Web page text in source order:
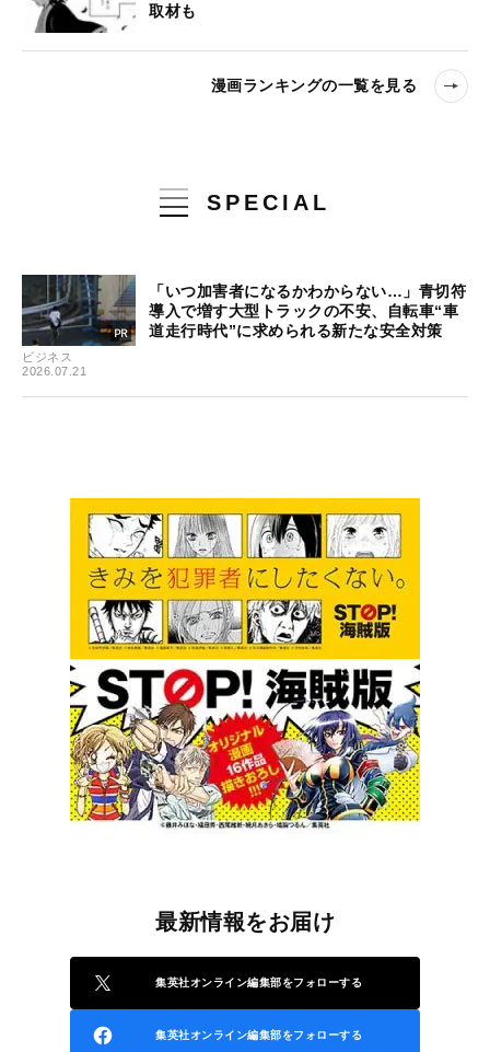
取材も
漫画ランキングの一覧を見る
SPECIAL
ビジネス
2026.07.21
「いつ加害者になるかわからない…」青切符
導入で増す大型トラックの不安、自転車“車
道走行時代”に求められる新たな安全対策
最新情報をお届け
集英社オンライン編集部をフォローする
集英社オンライン編集部をフォローする